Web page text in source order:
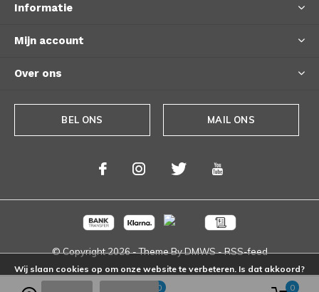
Informatie
Mijn account
Over ons
BEL ONS MAIL ONS
© Copyright2026- Theme ByDMWS-RSS-feed
0 0
Wij slaan cookies op om onze website te verbeteren. Is dat akkoord?